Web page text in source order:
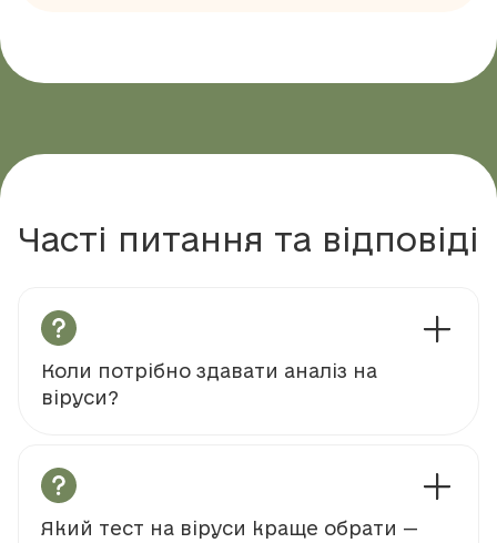
Часті питання та відповіді
Коли потрібно здавати аналіз на
віруси?
Який тест на віруси краще обрати —